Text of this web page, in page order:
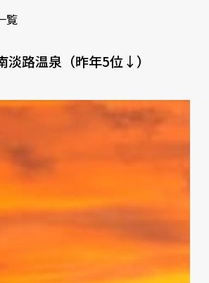
覧
淡路温泉（昨年5位↓）